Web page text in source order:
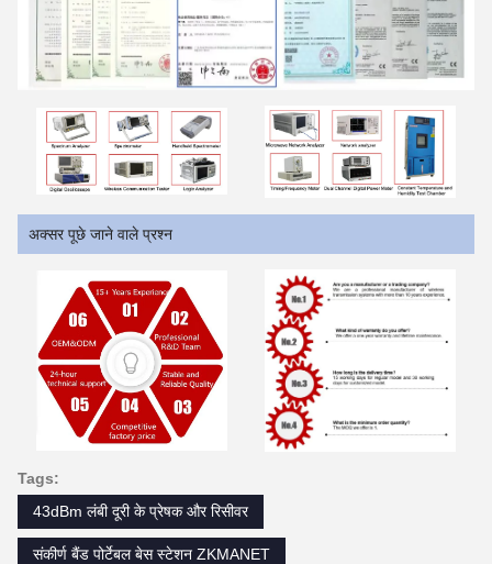
अक्सर पूछे जाने वाले प्रश्न
Tags:
43dBm लंबी दूरी के प्रेषक और रिसीवर
संकीर्ण बैंड पोर्टेबल बेस स्टेशन ZKMANET